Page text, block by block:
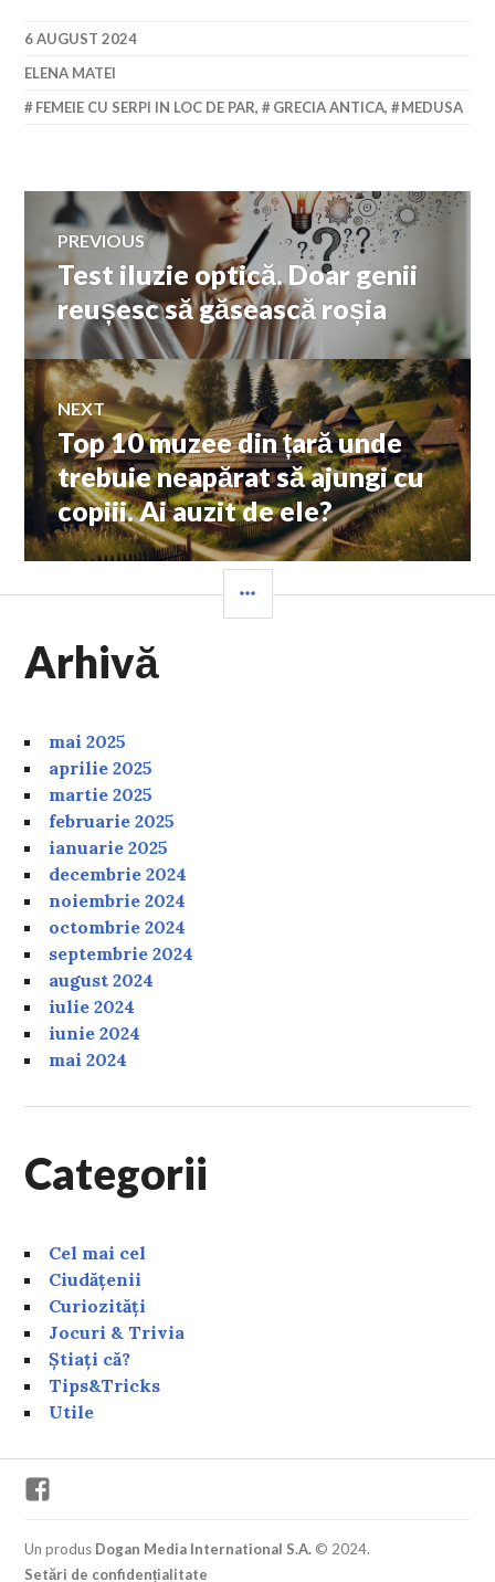
6 AUGUST 2024
ELENA MATEI
FEMEIE CU SERPI IN LOC DE PAR, GRECIA ANTICA, MEDUSA
Navigare
în
articole
PREVIOUS
Previous
post:
Test iluzie optică. Doar genii
reușesc să găsească roșia
NEXT
Next
post:
Top 10 muzee din țară unde
trebuie neapărat să ajungi cu
copiii. Ai auzit de ele?
Arhivă
mai 2025
aprilie 2025
martie 2025
februarie 2025
ianuarie 2025
decembrie 2024
noiembrie 2024
octombrie 2024
septembrie 2024
august 2024
iulie 2024
iunie 2024
mai 2024
Categorii
Cel mai cel
Ciudățenii
Curiozități
Jocuri & Trivia
Știați că?
Tips&Tricks
Utile
Un produs Dogan Media International S.A. © 2024.
Setări de confidențialitate